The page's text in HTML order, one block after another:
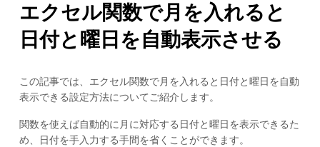
エクセル関数で月を入れると
日付と曜日を自動表示させる
この記事では、エクセル関数で月を入れると日付と曜日を自動
表示できる設定方法についてご紹介します。
関数を使えば自動的に月に対応する日付と曜日を表示できるた
め、日付を手入力する手間を省くことができます。